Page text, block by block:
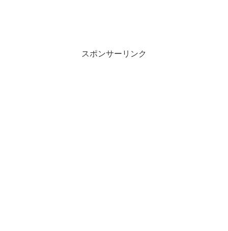
スポンサーリンク